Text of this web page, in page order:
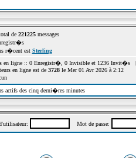
de 221225messages
r�cent est Sterling
en ligne :: 0 Enregistr�, 0 Invisible et 1236 Invit�s
en ligne est de 3728le Mer 01 Avr 2026 à 2:12
actifs des cinq derni�res minutes
Mot de passe: